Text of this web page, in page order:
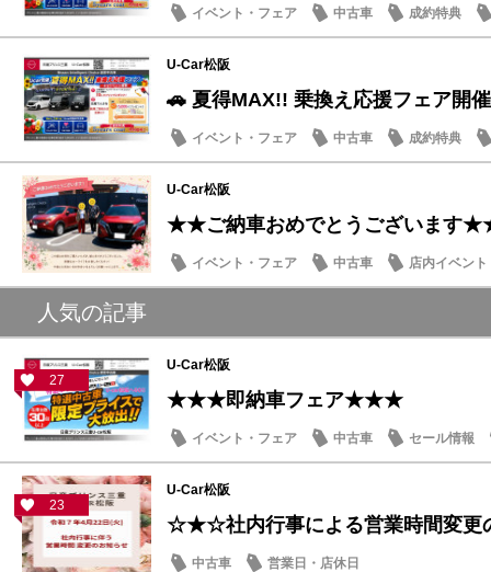
イベント・フェア 中古車 成約特典
U-Car松阪
🚗 夏得MAX!! 乗換え応援フェア開
イベント・フェア 中古車 成約特典
U-Car松阪
★★ご納車おめでとうございます
イベント・フェア 中古車 店内イベント
人気の記事
27
U-Car松阪
★★★即納車フェア★★★
イベント・フェア 中古車 セール情報
23
U-Car松阪
☆★☆社内行事による営業時間変
中古車 営業日・店休日